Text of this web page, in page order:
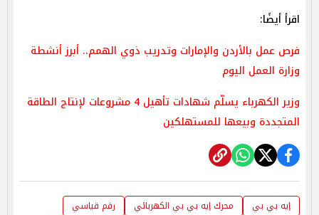
اقرأ أيضًا:
فرص عمل بالأردن والإمارات وتدريب ذوي الهمم.. أبرز أنشطة
وزارة العمل اليوم
وزير الكهرباء يسلّم شهادات تأهيل 4 مشروعات لإنتاج الطاقة
المتجددة وبيعها للمستهلكين
إيه بي بي محرك إيه بي بي الكهربائي
رقم قياسي